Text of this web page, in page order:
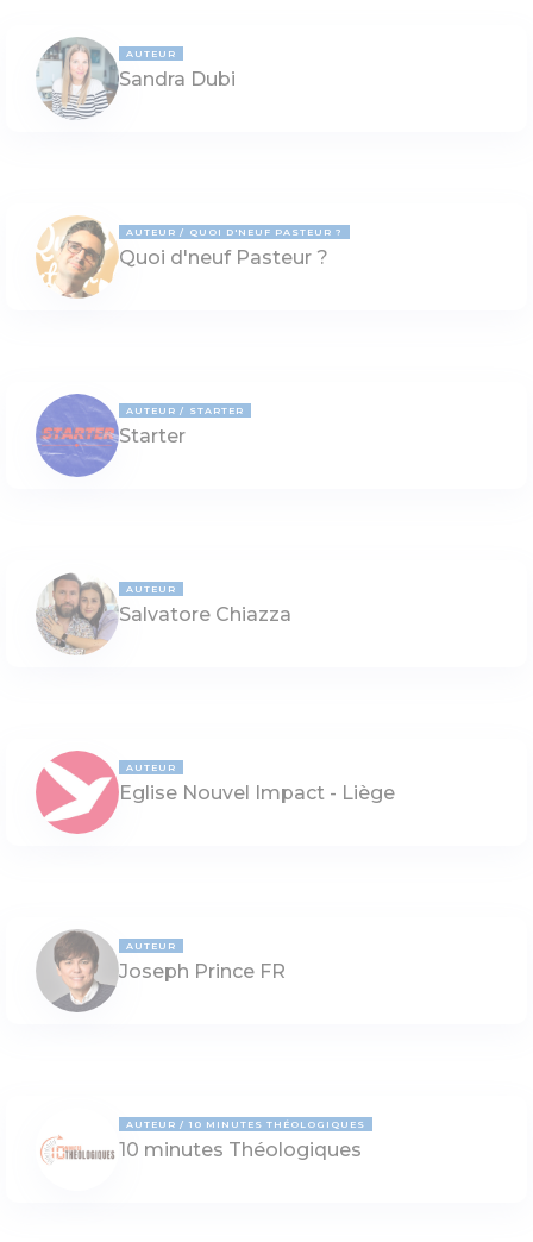
AUTEUR
Sandra Dubi
AUTEUR QUOI D'NEUF PASTEUR ?
Quoi d'neuf Pasteur ?
AUTEUR STARTER
Starter
AUTEUR
Salvatore Chiazza
AUTEUR
Eglise Nouvel Impact - Liège
AUTEUR
Joseph Prince FR
AUTEUR 10 MINUTES THÉOLOGIQUES
10 minutes Théologiques